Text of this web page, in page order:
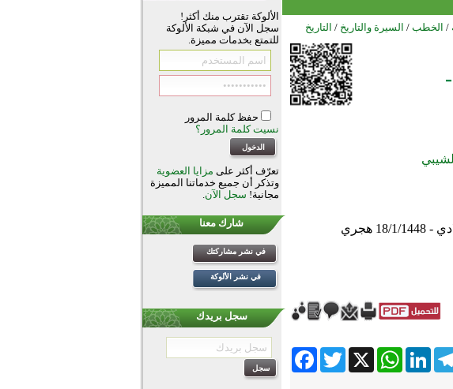
/ الخطب / السيرة والتاريخ / التاريخ
FacebookTwitter X
WhatsAppLinkedIn
الألوكة تقترب منك أكثر!
سجل الآن في شبكة الألوكة
للتمتع بخدمات مميزة.
حفظ كلمة المرور
نسيت كلمة المرور؟
تعرّف أكثر على مزايا العضوية
وتذكر أن جميع خدماتنا المميزة
مجانية! سجل الآن.
شارك معنا
في نشر مشاركتك
في نشر الألوكة
سجل بريدك